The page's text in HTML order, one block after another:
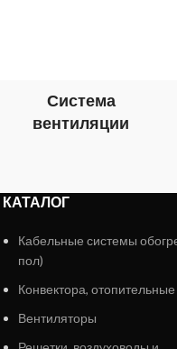
Система
вентиляции
КАТАЛОГ
Кабельные системы
пол)
Конвектора,
Вентиляторы